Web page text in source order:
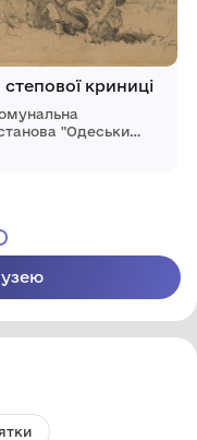
степової криниці
"Одеський